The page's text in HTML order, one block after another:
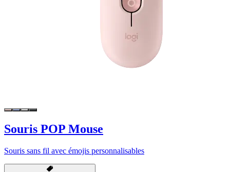
Souris POP Mouse
Souris sans fil avec émojis personnalisables